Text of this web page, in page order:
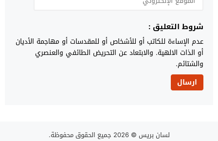
شروط التعليق :
عدم الإساءة للكاتب أو للأشخاص أو للمقدسات أو مهاجمة الأديان
أو الذات الالهية. والابتعاد عن التحريض الطائفي والعنصري
والشتائم.
لسان بريس © 2026 جميع الحقوق محفوظة.